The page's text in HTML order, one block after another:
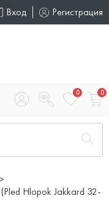
Вход Регистрация
0 0
Hlopok Jakkard 32-